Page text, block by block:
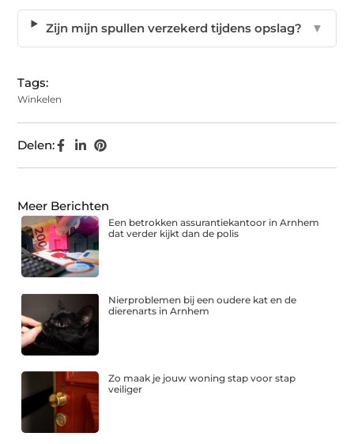
Zijn mijn spullen verzekerd tijdens opslag? ▼
Tags:
Winkelen
Delen:
Meer Berichten
Een betrokken assurantiekantoor in Arnhem
dat verder kijkt dan de polis
Nierproblemen bij een oudere kat en de
dierenarts in Arnhem
Zo maak je jouw woning stap voor stap
veiliger